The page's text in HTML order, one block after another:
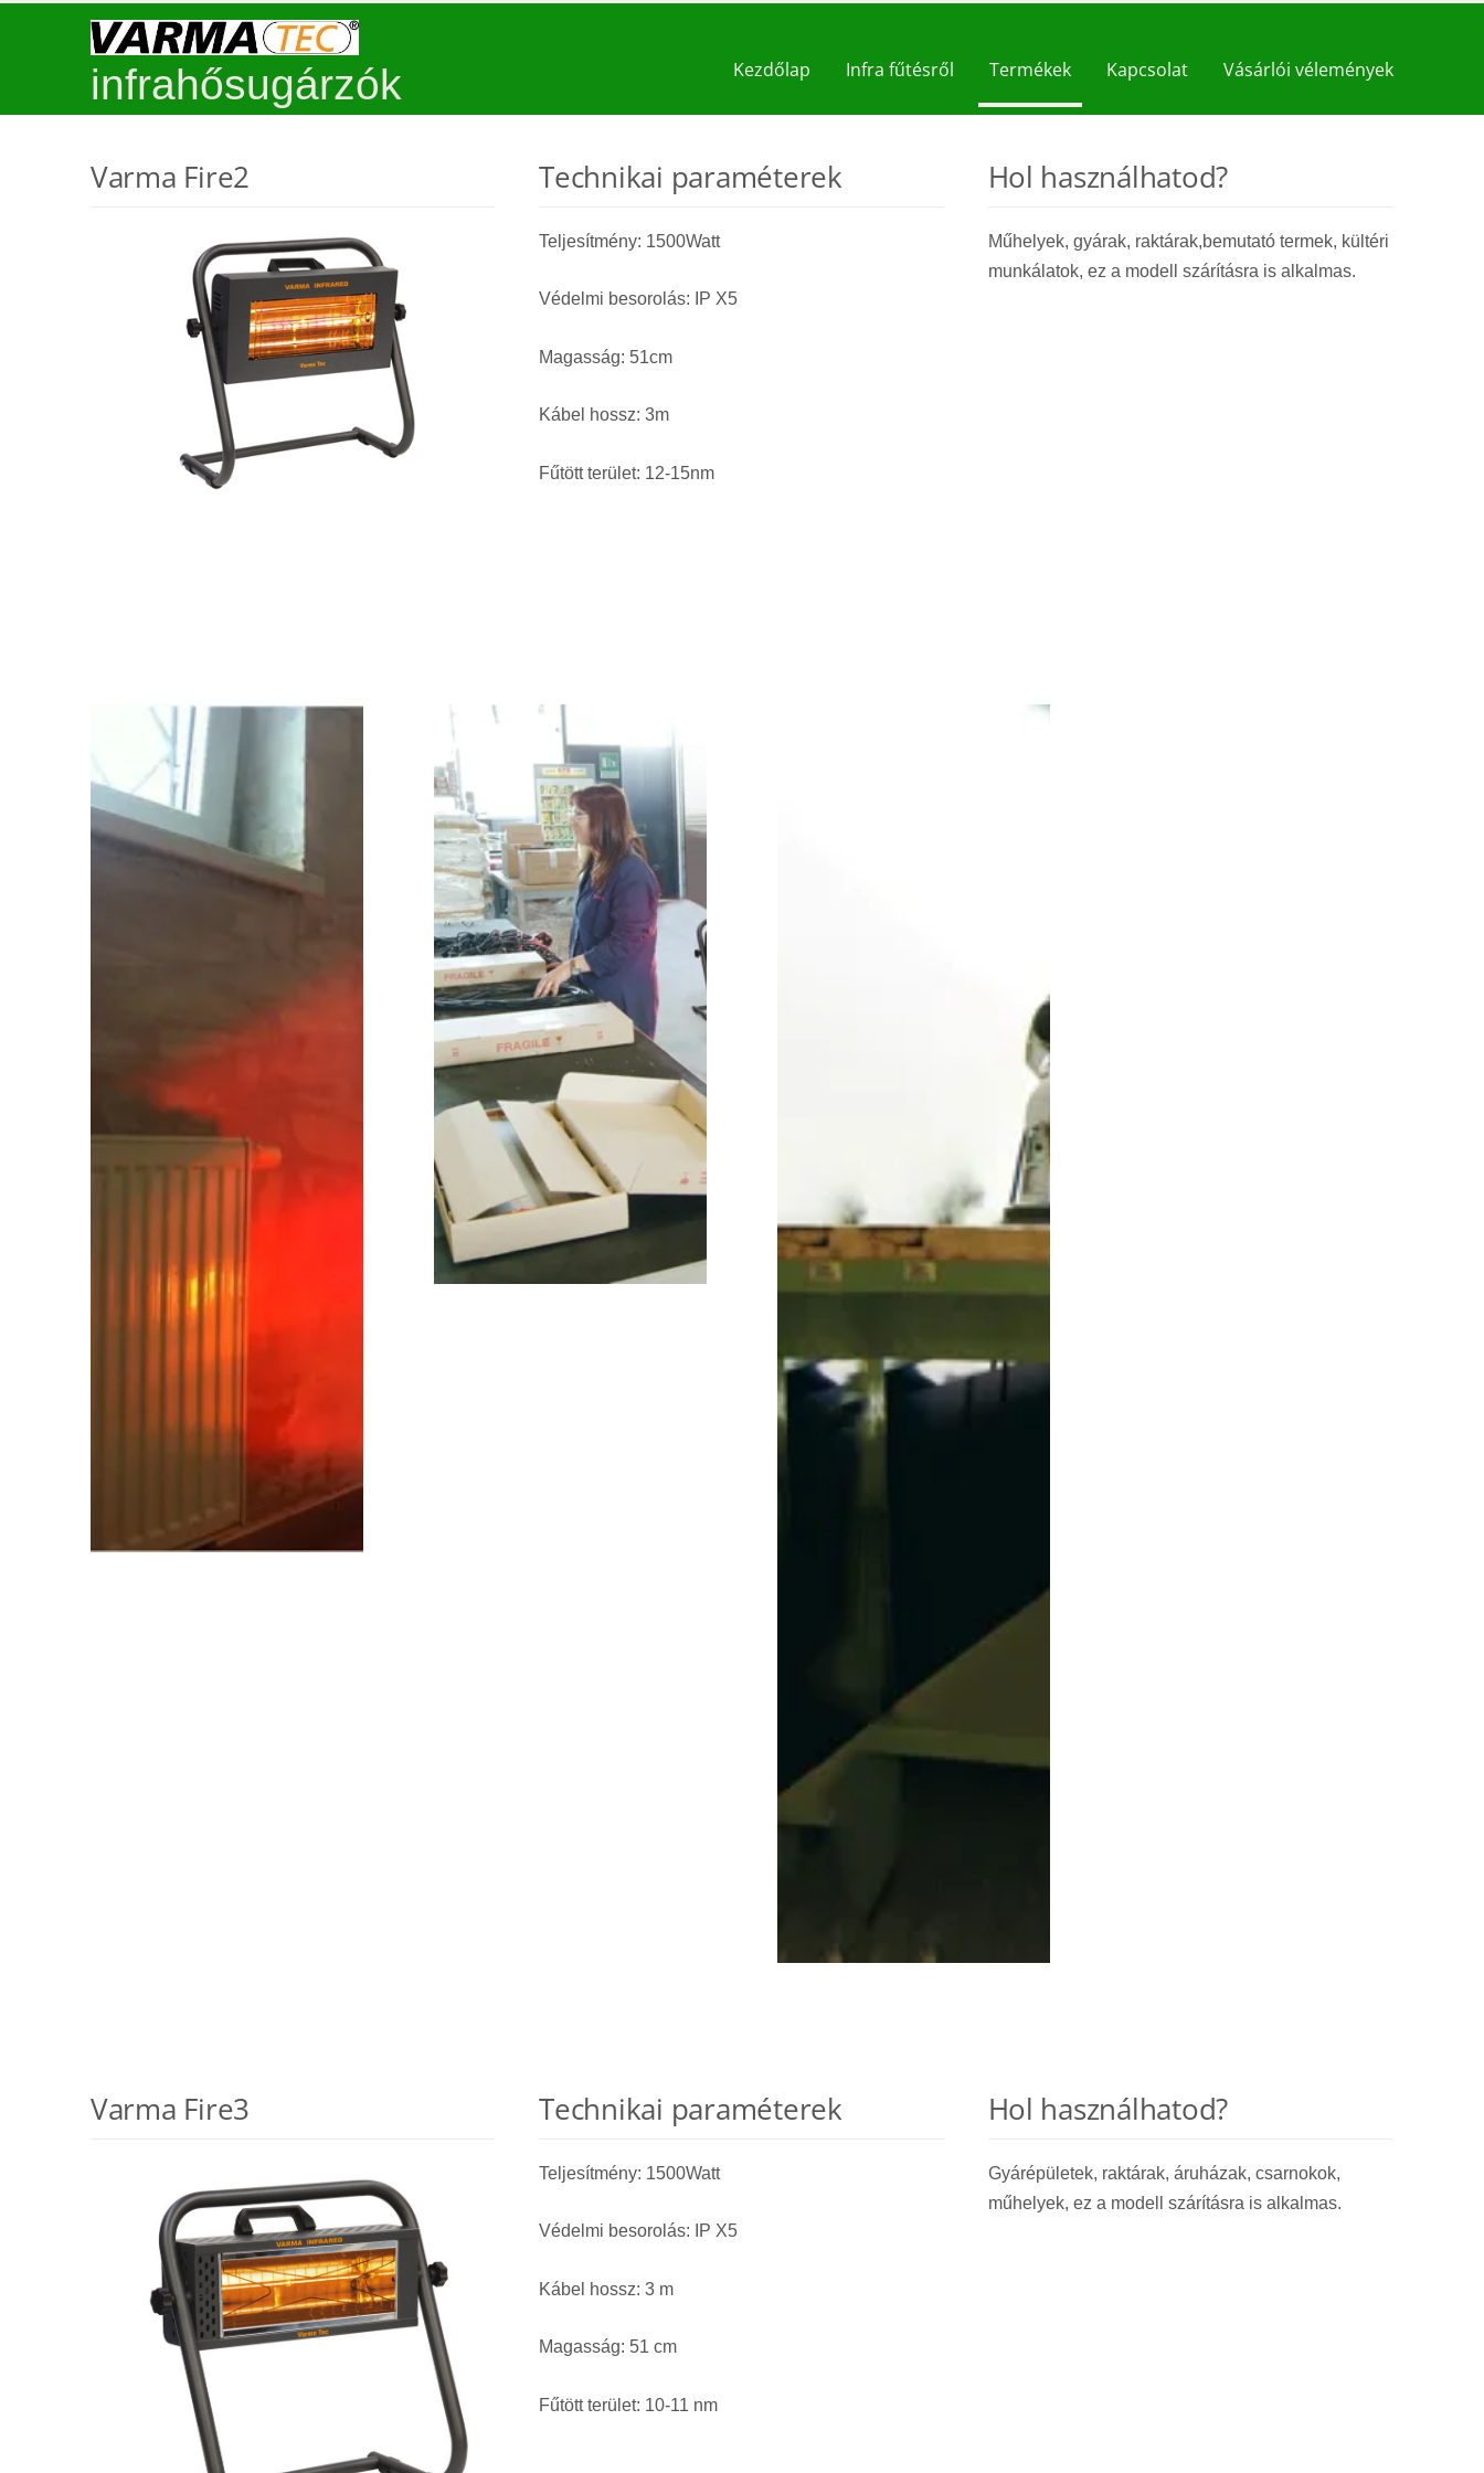
infrahősugárzók Kezdőlap Infra fűtésről Termékek Kapcsolat Vásárlói vélemények
Varma Fire2 Technikai paraméterek
Teljesítmény: 1500Watt
Védelmi besorolás: IP X5
Magasság: 51cm
Kábel hossz: 3m
Fűtött terület: 12-15nm
Hol használhatod?
Műhelyek, gyárak, raktárak,bemutató termek, kültéri
munkálatok, ez a modell szárításra is alkalmas.
Varma Fire3 Technikai paraméterek
Teljesítmény: 1500Watt
Védelmi besorolás: IP X5
Kábel hossz: 3 m
Magasság: 51 cm
Fűtött terület: 10-11 nm
Hol használhatod?
Gyárépületek, raktárak, áruházak, csarnokok,
műhelyek, ez a modell szárításra is alkalmas.